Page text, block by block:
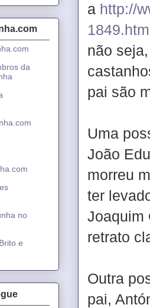
a http://
não
pai são
Uma
João
morreu
ter
Joaquim
retrato
Outra
pai,
da
no
e